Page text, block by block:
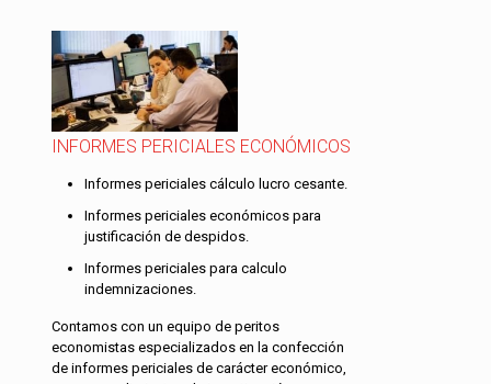
INFORMES PERICIALES ECONÓMICOS
Informes periciales cálculo lucro cesante.
Informes periciales económicos para
justificación de despidos.
Informes periciales para calculo
indemnizaciones.
Contamos con un equipo de peritos
economistas especializados en la confección
de informes periciales de carácter económico,